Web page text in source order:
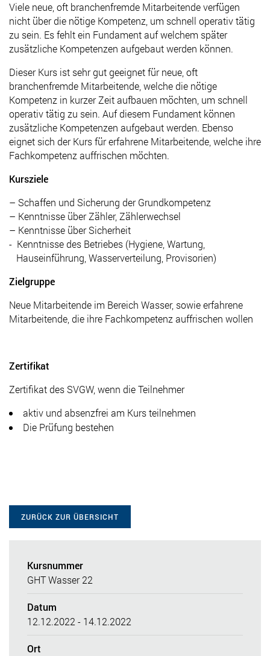
Viele neue, oft branchenfremde Mitarbeitende verfügen
nicht über die nötige Kompetenz, um schnell operativ tätig
zu sein. Es fehlt ein Fundament auf welchem später
zusätzliche Kompetenzen aufgebaut werden können.
Dieser Kurs ist sehr gut geeignet für neue, oft
branchenfremde Mitarbeitende, welche die nötige
Kompetenz in kurzer Zeit aufbauen möchten, um schnell
operativ tätig zu sein. Auf diesem Fundament können
zusätzliche Kompetenzen aufgebaut werden. Ebenso
eignet sich der Kurs für erfahrene Mitarbeitende, welche ihre
Fachkompetenz auffrischen möchten.
Kursziele
– Schaffen und Sicherung der Grundkompetenz
– Kenntnisse über Zähler, Zählerwechsel
– Kenntnisse über Sicherheit
- Kenntnisse des Betriebes (Hygiene, Wartung,
Hauseinführung, Wasserverteilung, Provisorien)
Zielgruppe
Neue Mitarbeitende im Bereich Wasser, sowie erfahrene
Mitarbeitende, die ihre Fachkompetenz auffrischen wollen
Zertifikat
Zertifikat des SVGW, wenn die Teilnehmer
aktiv und absenzfrei am Kurs teilnehmen
Die Prüfung bestehen
ZURÜCK ZUR ÜBERSICHT
Kursnummer
GHT Wasser 22
Datum
12.12.2022 - 14.12.2022
Ort